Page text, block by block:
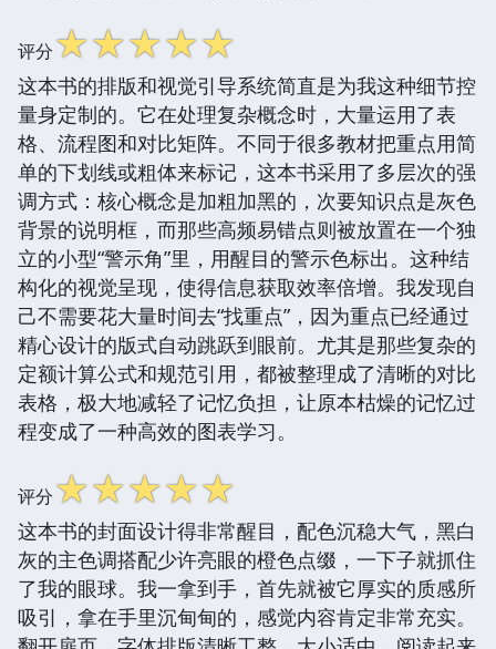
评分☆☆☆☆☆
这本书的排版和视觉引导系统简直是为我这种细节控
量身定制的。它在处理复杂概念时，大量运用了表
格、流程图和对比矩阵。不同于很多教材把重点用简
单的下划线或粗体来标记，这本书采用了多层次的强
调方式：核心概念是加粗加黑的，次要知识点是灰色
背景的说明框，而那些高频易错点则被放置在一个独
立的小型“警示角”里，用醒目的警示色标出。这种结
构化的视觉呈现，使得信息获取效率倍增。我发现自
己不需要花大量时间去“找重点”，因为重点已经通过
精心设计的版式自动跳跃到眼前。尤其是那些复杂的
定额计算公式和规范引用，都被整理成了清晰的对比
表格，极大地减轻了记忆负担，让原本枯燥的记忆过
程变成了一种高效的图表学习。
评分☆☆☆☆☆
这本书的封面设计得非常醒目，配色沉稳大气，黑白
灰的主色调搭配少许亮眼的橙色点缀，一下子就抓住
了我的眼球。我一拿到手，首先就被它厚实的质感所
吸引，拿在手里沉甸甸的，感觉内容肯定非常充实。